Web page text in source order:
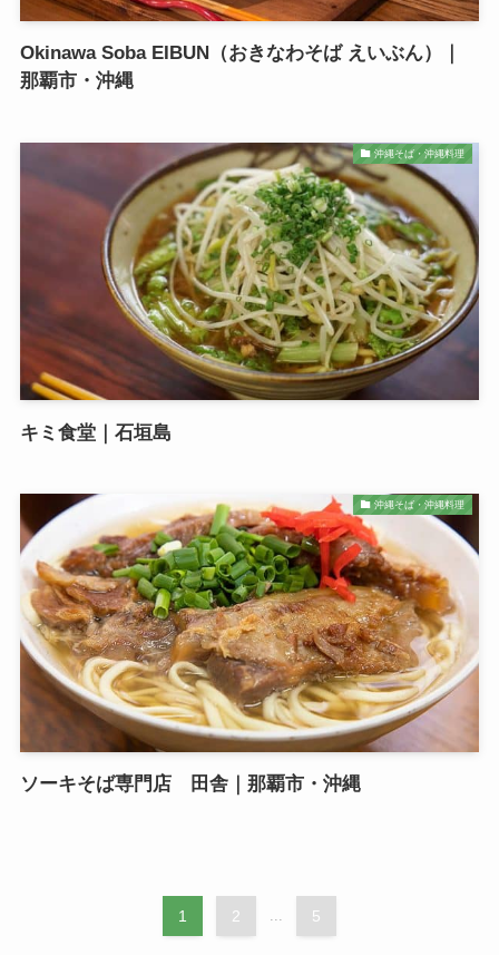
Okinawa Soba EIBUN（おきなわそば えいぶん）｜
那覇市・沖縄
沖縄そば・沖縄料理
キミ食堂｜石垣島
沖縄そば・沖縄料理
ソーキそば専門店 田舎｜那覇市・沖縄
1 2 ... 5